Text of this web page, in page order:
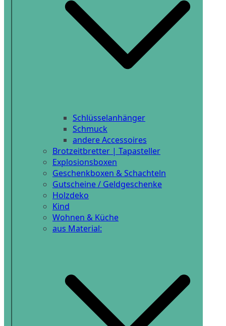
Schlüsselanhänger
Schmuck
andere Accessoires
Brotzeitbretter | Tapasteller
Explosionsboxen
Geschenkboxen & Schachteln
Gutscheine / Geldgeschenke
Holzdeko
Kind
Wohnen & Küche
aus Material: